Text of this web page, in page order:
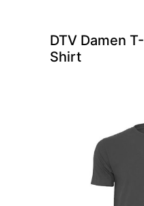
DTV Damen T-
Shirt